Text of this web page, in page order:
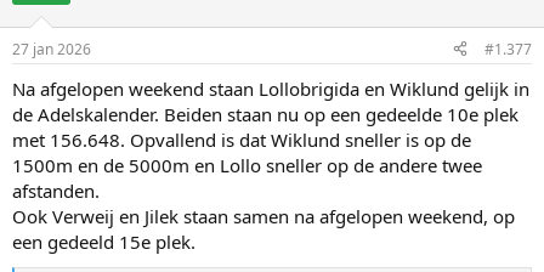
s
27 jan 2026 #1.377
Na afgelopen weekend staan Lollobrigida en Wiklund gelijk in
de Adelskalender. Beiden staan nu op een gedeelde 10e plek
met 156.648. Opvallend is dat Wiklund sneller is op de
1500m en de 5000m en Lollo sneller op de andere twee
afstanden.
Ook Verweij en Jilek staan samen na afgelopen weekend, op
een gedeeld 15e plek.